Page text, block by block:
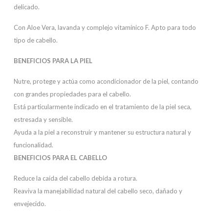
delicado.
Con Aloe Vera, lavanda y complejo vitamínico F. Apto para todo
tipo de cabello.
BENEFICIOS PARA LA PIEL
Nutre, protege y actúa como acondicionador de la piel, contando
con grandes propiedades para el cabello.
Está particularmente indicado en el tratamiento de la piel seca,
estresada y sensible.
Ayuda a la piel a reconstruir y mantener su estructura natural y
funcionalidad.
BENEFICIOS PARA EL CABELLO
Reduce la caída del cabello debida a rotura.
Reaviva la manejabilidad natural del cabello seco, dañado y
envejecido.